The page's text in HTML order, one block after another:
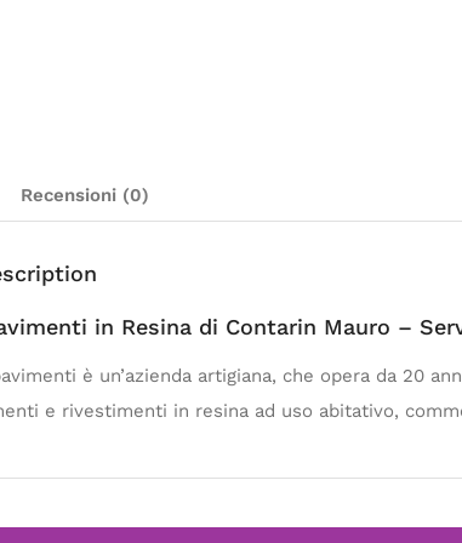
Recensioni (0)
in Resina di Contarin Mauro –
è un’azienda artigiana, che opera da 20
e rivestimenti in resina ad uso abitativo,